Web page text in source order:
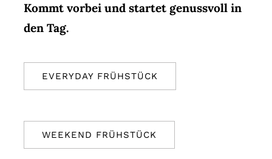
Kommt vorbei und startet genussvoll in
den Tag.
EVERYDAY FRÜHSTÜCK
WEEKEND FRÜHSTÜCK